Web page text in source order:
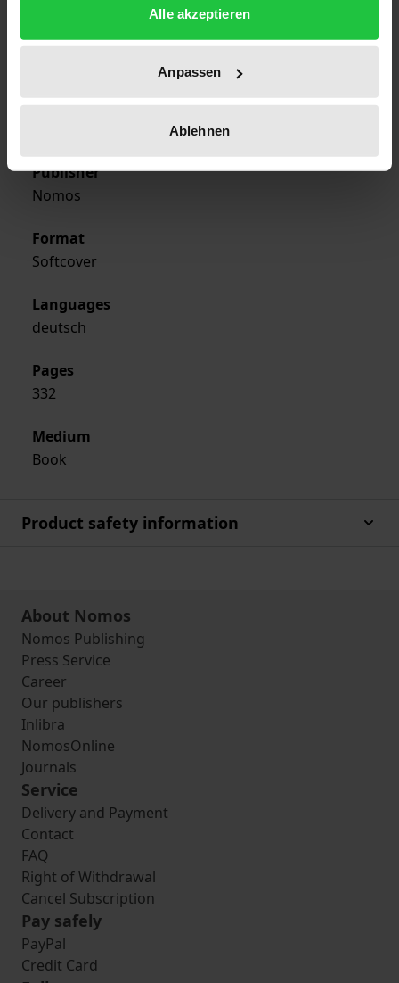
Alle akzeptieren
Anpassen
Ablehnen
Publication Date
Year of Publication
Publisher
Nomos
Format
Softcover
Languages
deutsch
Pages
332
Medium
Book
Product safety information
About Nomos
Nomos Publishing
Press Service
Career
Our publishers
Inlibra
NomosOnline
Journals
Service
Delivery and Payment
Contact
FAQ
Right of Withdrawal
Cancel Subscription
Pay safely
PayPal
Credit Card